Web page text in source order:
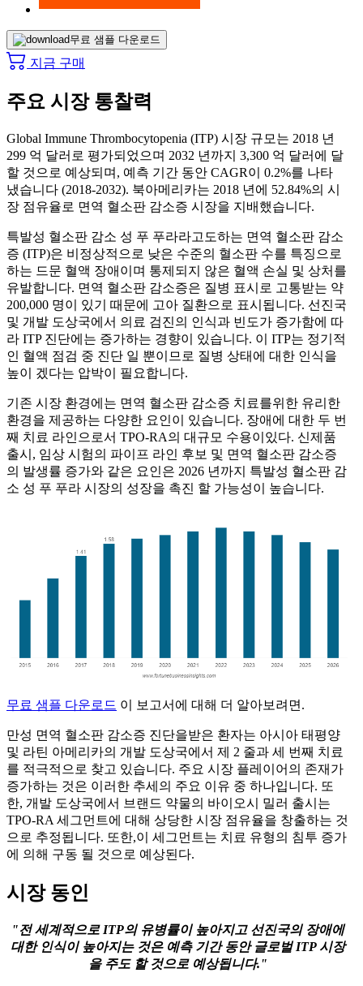
무료 샘플 다운로드
지금 구매
주요 시장 통찰력
Global Immune Thrombocytopenia (ITP) 시장 규모는 2018 년
299 억 달러로 평가되었으며 2032 년까지 3,300 억 달러에 달
할 것으로 예상되며, 예측 기간 동안 CAGR이 0.2%를 나타
냈습니다 (2018-2032). 북아메리카는 2018 년에 52.84%의 시
장 점유율로 면역 혈소판 감소증 시장을 지배했습니다.
특발성 혈소판 감소 성 푸 푸라라고도하는 면역 혈소판 감소
증 (ITP)은 비정상적으로 낮은 수준의 혈소판 수를 특징으로
하는 드문 혈액 장애이며 통제되지 않은 혈액 손실 및 상처를
유발합니다. 면역 혈소판 감소증은 질병 표시로 고통받는 약
200,000 명이 있기 때문에 고아 질환으로 표시됩니다. 선진국
및 개발 도상국에서 의료 검진의 인식과 빈도가 증가함에 따
라 ITP 진단에는 증가하는 경향이 있습니다. 이 ITP는 정기적
인 혈액 점검 중 진단 일 뿐이므로 질병 상태에 대한 인식을
높이 겠다는 압박이 필요합니다.
기존 시장 환경에는 면역 혈소판 감소증 치료를위한 유리한
환경을 제공하는 다양한 요인이 있습니다. 장애에 대한 두 번
째 치료 라인으로서 TPO-RA의 대규모 수용이있다. 신제품
출시, 임상 시험의 파이프 라인 후보 및 면역 혈소판 감소증
의 발생률 증가와 같은 요인은 2026 년까지 특발성 혈소판 감
소 성 푸 푸라 시장의 성장을 촉진 할 가능성이 높습니다.
무료 샘플 다운로드 이 보고서에 대해 더 알아보려면.
만성 면역 혈소판 감소증 진단을받은 환자는 아시아 태평양
및 라틴 아메리카의 개발 도상국에서 제 2 줄과 세 번째 치료
를 적극적으로 찾고 있습니다. 주요 시장 플레이어의 존재가
증가하는 것은 이러한 추세의 주요 이유 중 하나입니다. 또
한, 개발 도상국에서 브랜드 약물의 바이오시 밀러 출시는
TPO-RA 세그먼트에 대해 상당한 시장 점유율을 창출하는 것
으로 추정됩니다. 또한,이 세그먼트는 치료 유형의 침투 증가
에 의해 구동 될 것으로 예상된다.
시장 동인
"전 세계적으로 ITP의 유병률이 높아지고 선진국의 장애에
대한 인식이 높아지는 것은 예측 기간 동안 글로벌 ITP 시장
을 주도 할 것으로 예상됩니다."